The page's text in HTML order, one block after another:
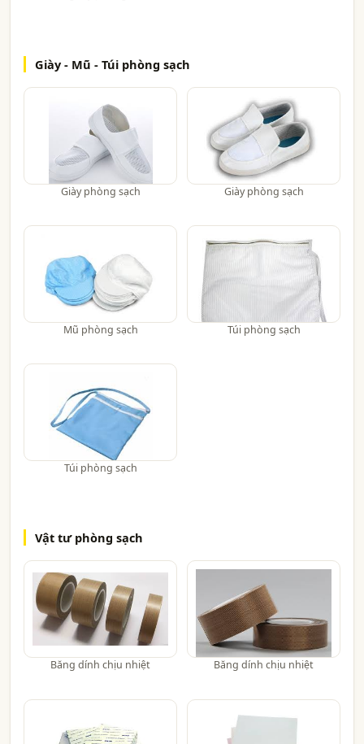
Giày - Mũ - Túi phòng sạch
Giày phòng sạch Giày phòng sạch
Mũ phòng sạch Túi phòng sạch
Túi phòng sạch
Vật tư phòng sạch
Băng dính chịu nhiệt Băng dính chịu nhiệt